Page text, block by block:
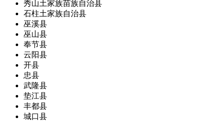
秀山土家族苗族自治县
石柱土家族自治县
巫溪县
巫山县
奉节县
云阳县
开县
忠县
武隆县
垫江县
丰都县
城口县